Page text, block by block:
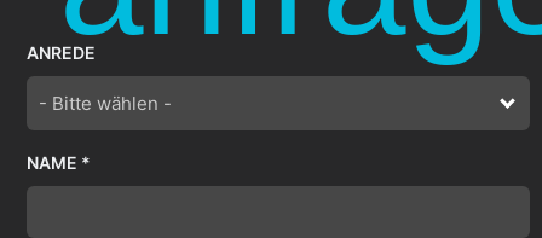
ANREDE
- Bitte wählen -
NAME *